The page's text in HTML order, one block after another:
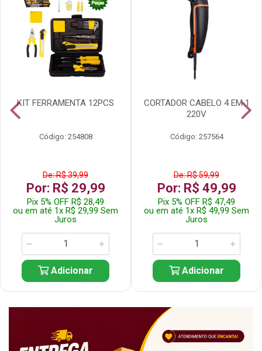
KIT FERRAMENTA 12PCS
Código: 254808
De: R$ 39,99
Por: R$ 29,99
Pix 5% OFF R$ 28,49
ou em até 1x R$ 29,99 Sem
Juros
Adicionar
CORTADOR CABELO 4 EM 1
220V
Código: 257564
De: R$ 59,99
Por: R$ 49,99
Pix 5% OFF R$ 47,49
ou em até 1x R$ 49,99 Sem
Juros
Adicionar